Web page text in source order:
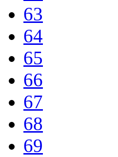
63
64
65
66
67
68
69